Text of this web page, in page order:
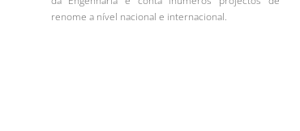
renome a nível nacional e internacional.